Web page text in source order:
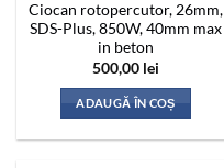
Ciocan rotopercutor, 26mm,
SDS-Plus, 850W, 40mm max
in beton
500,00 lei
ADAUGĂ ÎN COȘ